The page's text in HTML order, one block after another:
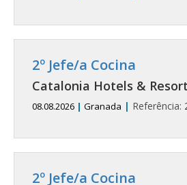
2º Jefe/a Cocina
Catalonia Hotels &
08.08.2026 | Granada | Referência:
2º Jefe/a Cocina